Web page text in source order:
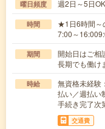
曜日頻度 週2日～5日
時間
★1日6時間～
7:00～
期間
開始日はご
長期でも働け
時給
無資格未経
払い／週払い
手続き完了次
交通費